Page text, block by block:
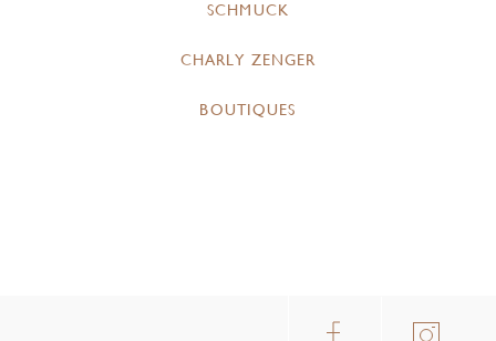
SCHMUCK
CHARLY ZENGER
BOUTIQUES